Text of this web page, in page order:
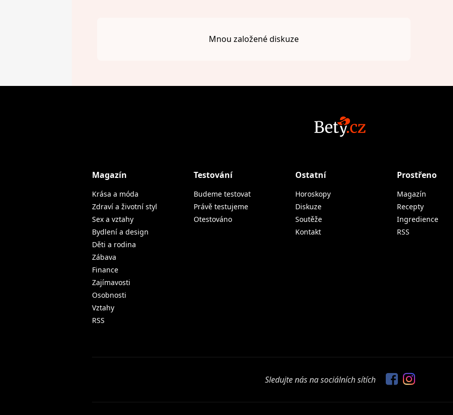
Mnou založené diskuze
Magazín
Krása a móda
Zdraví a životní styl
Sex a vztahy
Bydlení a design
Děti a rodina
Zábava
Finance
Zajímavosti
Osobnosti
Vztahy
RSS
Testování
Budeme testovat
Právě testujeme
Otestováno
Ostatní
Horoskopy
Diskuze
Soutěže
Kontakt
Prostřeno
Magazín
Recepty
Ingredience
RSS
Sledujte nás na sociálních sítích